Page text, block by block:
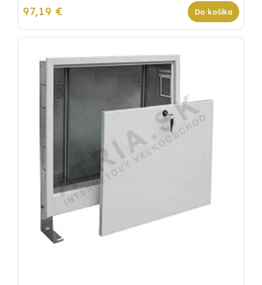
97,19 € Do košíka